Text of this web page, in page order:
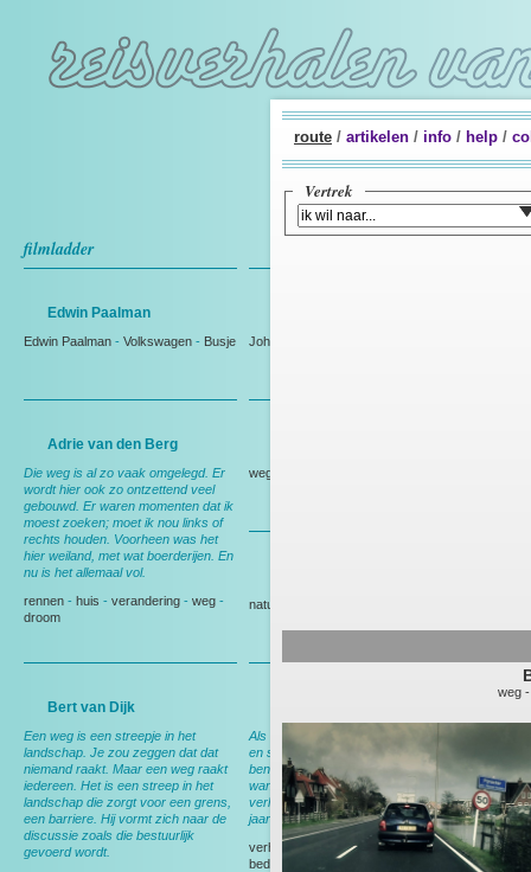
route / artikelen / info / help /
weg
Vertrek
filmladder
Edwin Paalman
Edwin Paalman - Volkswagen - Busje Johan Westmaas
Adrie van den Berg
Die weg is al zo vaak omgelegd. Er
wordt hier ook zo ontzettend veel
gebouwd. Er waren momenten dat ik
moest zoeken; moet ik nou links of
rechts houden. Voorheen was het
hier weiland, met wat boerderijen. En
nu is het allemaal vol.
rennen - huis - verandering - weg -
droom
weg
natuur
Bert van Dijk
Een weg is een streepje in het
landschap. Je zou zeggen dat dat
niemand raakt. Maar een weg raakt
iedereen. Het is een streep in het
landschap die zorgt voor een grens,
een barriere. Hij vormt zich naar de
discussie zoals die bestuurlijk
gevoerd wordt.
Als ik hier rij denk ik aan ruimte, rust
en schapen. En aan thuis, want dan
ben ik op weg naar huis. Nog wel,
want over een maand ga ik
verhuizen, dan heb ik deze weg 15
jaar gereden.
verhuizen
Berkel en Rodenrijs-
bedrijf